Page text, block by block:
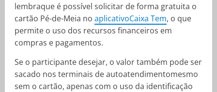
lembraque é possível solicitar de forma gratuita o
cartão Pé-de-Meia no aplicativoCaixa Tem, o que
permite o uso dos recursos financeiros em
compras e pagamentos.
Se o participante desejar, o valor também pode ser
sacado nos terminais de autoatendimentomesmo
sem o cartão, apenas com o uso da identificação